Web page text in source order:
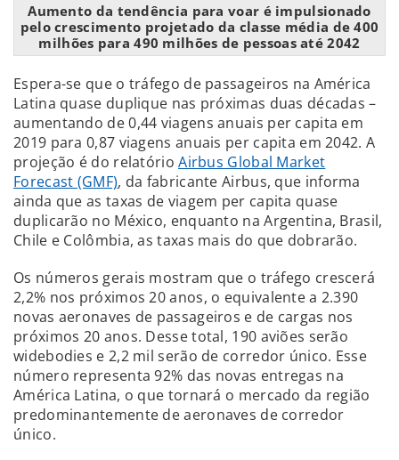
Aumento da tendência para voar é impulsionado
pelo crescimento projetado da classe média de 400
milhões para 490 milhões de pessoas até 2042
Espera-se que o tráfego de passageiros na América
Latina quase duplique nas próximas duas décadas –
aumentando de 0,44 viagens anuais per capita em
2019 para 0,87 viagens anuais per capita em 2042. A
projeção é do relatórioAirbus Global Market
Forecast (GMF), da fabricante Airbus, que informa
ainda que as taxas de viagem per capita quase
duplicarão no México, enquanto na Argentina, Brasil,
Chile e Colômbia, as taxas mais do que dobrarão.
Os números gerais mostram que o tráfego crescerá
2,2% nos próximos 20 anos, o equivalente a 2.390
novas aeronaves de passageiros e de cargas nos
próximos 20 anos. Desse total, 190 aviões serão
widebodies e 2,2 mil serão de corredor único. Esse
número representa 92% das novas entregas na
América Latina, o que tornará o mercado da região
predominantemente de aeronaves de corredor
único.